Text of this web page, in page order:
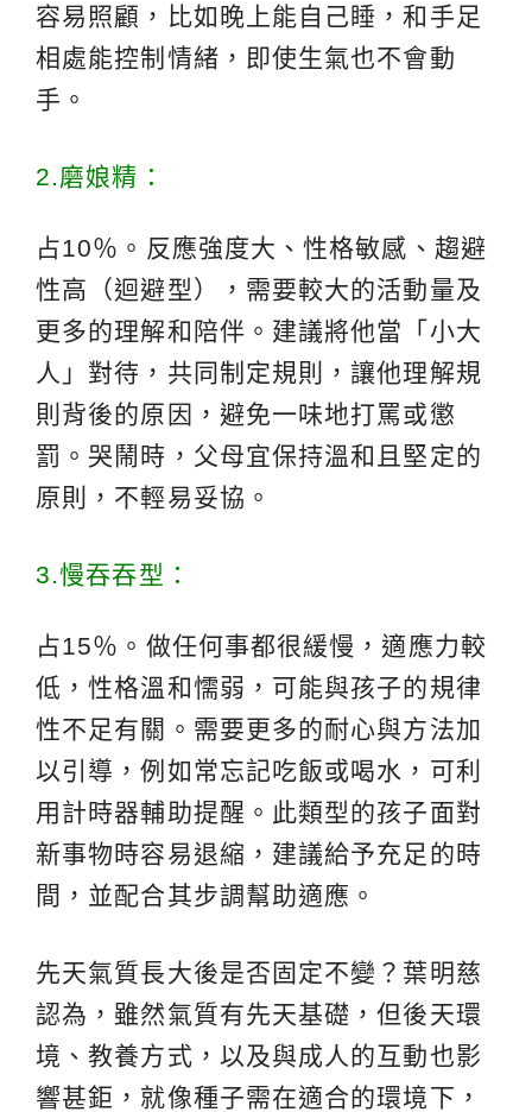
容易照顧，比如晚上能自己睡，和手足
相處能控制情緒，即使生氣也不會動
手。
2.磨娘精：
占10％。反應強度大、性格敏感、趨避
性高（迴避型），需要較大的活動量及
更多的理解和陪伴。建議將他當「小大
人」對待，共同制定規則，讓他理解規
則背後的原因，避免一味地打罵或懲
罰。哭鬧時，父母宜保持溫和且堅定的
原則，不輕易妥協。
3.慢吞吞型：
占15％。做任何事都很緩慢，適應力較
低，性格溫和懦弱，可能與孩子的規律
性不足有關。需要更多的耐心與方法加
以引導，例如常忘記吃飯或喝水，可利
用計時器輔助提醒。此類型的孩子面對
新事物時容易退縮，建議給予充足的時
間，並配合其步調幫助適應。
先天氣質長大後是否固定不變？葉明慈
認為，雖然氣質有先天基礎，但後天環
境、教養方式，以及與成人的互動也影
響甚鉅，就像種子需在適合的環境下，